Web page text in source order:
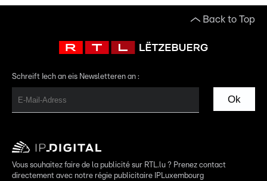
Back to Top
Schreift Iech an eis Newsletteren an :
Ok
Vous souhaitez faire de la publicité sur RTL.lu ? Prenez contact
directement avec notre régie publicitaire IPLuxembourg